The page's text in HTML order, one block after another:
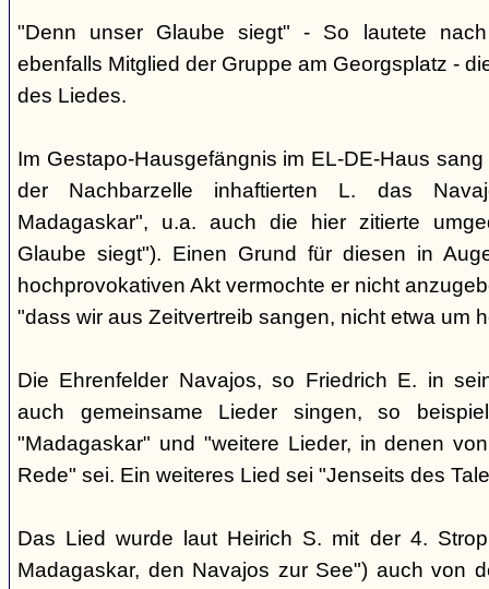
"Denn unser Glaube siegt" - So lautete
ebenfalls Mitglied der Gruppe am Georgsplatz -
des Liedes.
Im Gestapo-Hausgefängnis im EL-DE-Haus
der Nachbarzelle inhaftierten L. das
Madagaskar", u.a. auch die hier zitierte
Glaube siegt"). Einen Grund für diesen in
hochprovokativen Akt vermochte er nicht
"dass wir aus Zeitvertreib sangen, nicht etwa um
Die Ehrenfelder Navajos, so Friedrich E. in
auch gemeinsame Lieder singen, so
"Madagaskar" und "weitere Lieder, in denen
Rede" sei. Ein weiteres Lied sei "Jenseits des
Das Lied wurde laut Heirich S. mit der 4.
Madagaskar, den Navajos zur See") auch von